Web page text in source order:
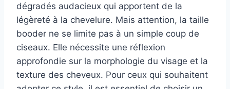
dégradés audacieux qui apportent de la
légèreté à la chevelure. Mais attention, la taille
booder ne se limite pas à un simple coup de
ciseaux. Elle nécessite une réflexion
approfondie sur la morphologie du visage et la
texture des cheveux. Pour ceux qui souhaitent